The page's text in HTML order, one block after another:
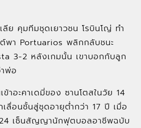
ลีย คุมทีมชุดเยาวชน โรบินโญ่ ทำ
พา Portuarios พลิกกลับชนะ
3-2 หลังเกมนั้น เขาบอกกับลูก
พ่อ
าอะคาเดมี่ของ ซานโตสในวัย 14
ลื่อนชั้นสู่ชุดอายุต่ำกว่า 17 ปี เมื่อ
เซ็นสัญญานักฟุตบอลอาชีพฉบับ